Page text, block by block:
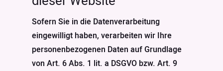
Sofern Sie in die Datenverarbeitung
eingewilligt haben, verarbeiten wir Ihre
personenbezogenen Daten auf Grundlage
von Art. 6 Abs. 1 lit. a DSGVO bzw. Art. 9